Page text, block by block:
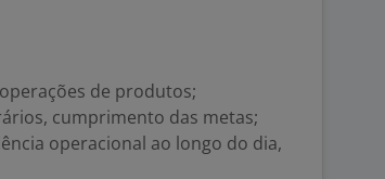
de produtos;
cumprimento das metas;
operacional ao longo do dia,